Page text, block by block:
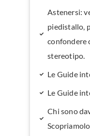
Astenersi:
piedistallo,
confondere
stereotipo.
Le Guide
Le Guide
Chi sono